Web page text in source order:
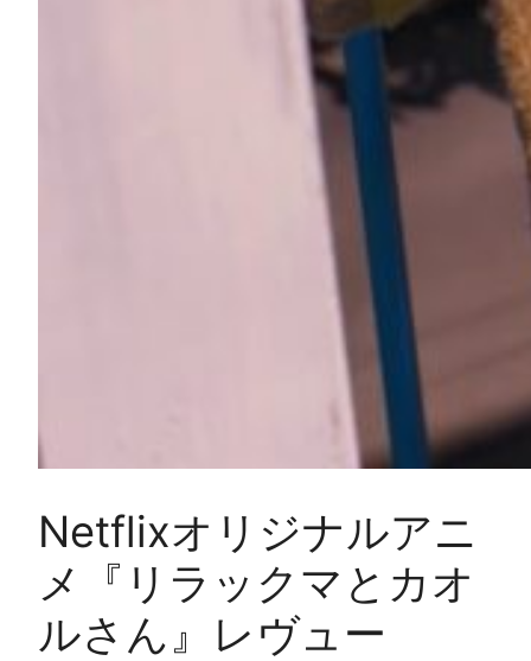
Netflixオリジナルアニ
メ『リラックマとカオ
ルさん』レヴュー